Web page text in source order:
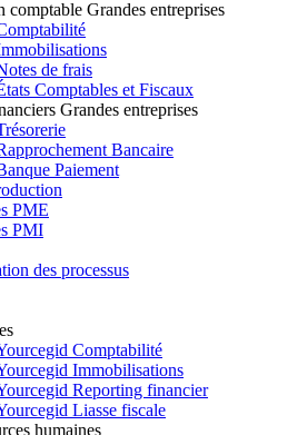
comptable Grandes entreprises
de frais
Comptables et Fiscaux
Grandes entreprises
Bancaire
Paiement
PME
PMI
des processus
Comptabilité
Immobilisations
Reporting financier
Liasse fiscale
humaines